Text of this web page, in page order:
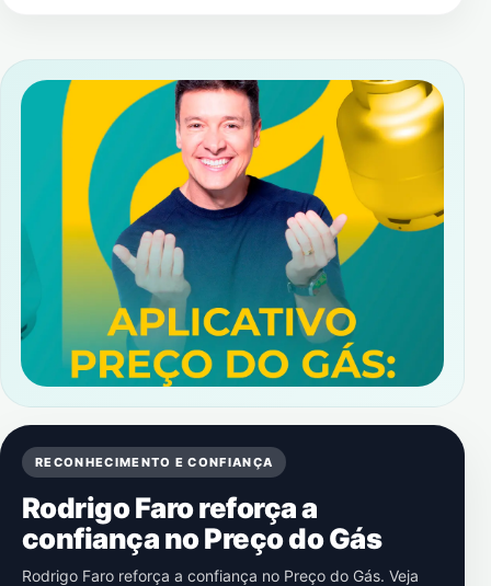
RECONHECIMENTO E CONFIANÇA
Rodrigo Faro reforça a
confiança no Preço do Gás
Rodrigo Faro reforça a confiança no Preço do Gás. Veja